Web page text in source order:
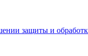
защиты и